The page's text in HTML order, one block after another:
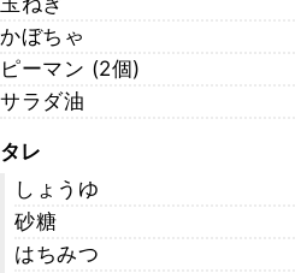
かぼちゃ
ピーマン (2個)
サラダ油
タレ
しょうゆ
砂糖
はちみつ